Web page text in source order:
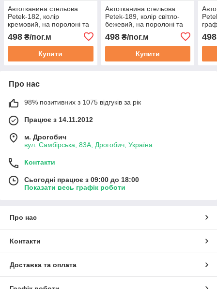
Автотканина стельова
Petek-182, колір
кремовий, на поролоні та
168см, Туреччина
498 ₴/пог.м
Купити
Автотканина стельова
Petek-189, колір світло-
бежевий, на поролоні та
168см, Туреччина
498₴/пог.м
Купити
498
Про нас
98% позитивних з 1075 відгуків за рік
Працює з 14.11.2012
м. Дрогобич
вул. Самбірська, 83А, Дрогобич, Україна
Контакти
Сьогодні працює з 09:00 до 18:00
Показати весь графік роботи
Про нас
Контакти
Доставка та оплата